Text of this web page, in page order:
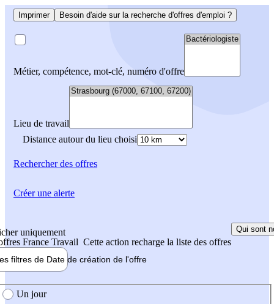
Imprimer Besoin d'aide sur la recherche d'offres d'emploi ?
Métier, compétence, mot-clé, numéro d'offre
Lieu de travail
Distance autour du lieu choisi
Rechercherdes offres
uniquement
France Travail Cette action recharge la liste des offres
Qui sont
filtres de Date de création de l'offre
création de l'offre
Un jour
Créer une alerte